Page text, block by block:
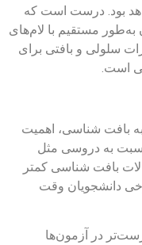
بود. درست است که
مستقیم با لام‌های
سلولی و بافتی برای
است.
بافت‌ شناسی، اهمیت
به دروسی مثل
بافت‌ شناسی کمتر
دانشجویان وقت
در آزمون‌ها